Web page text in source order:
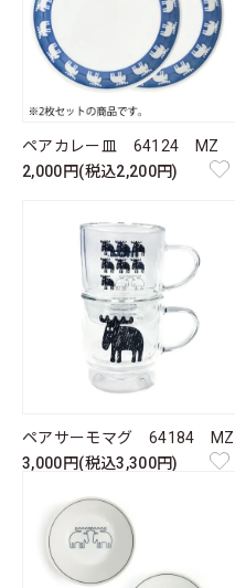
ペアカレー皿 64124 MZ
2,000円(税込2,200円)
ペアサーモマグ 64184 MZ
3,000円(税込3,300円)